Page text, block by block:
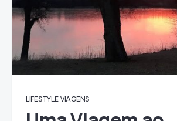
LIFESTYLE VIAGENS